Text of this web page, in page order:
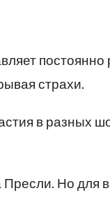
постоянно
страхи.
в разных
Но для